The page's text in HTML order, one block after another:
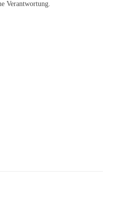
Verantwortung.